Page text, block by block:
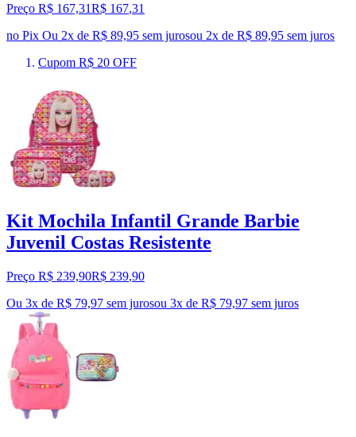
Preço R$ 167,31R$ 167,31
no Pix Ou 2x de R$ 89,95 sem jurosou 2x de R$ 89,95 sem juros
Cupom R$ 20 OFF
Kit Mochila Infantil Grande Barbie
Juvenil Costas Resistente
Preço R$ 239,90R$ 239,90
Ou 3x de R$ 79,97 sem jurosou 3x de R$ 79,97 sem juros